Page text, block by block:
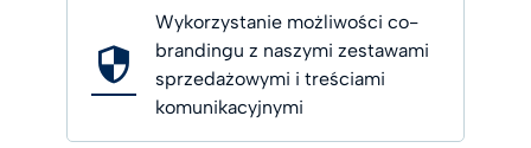
Wykorzystanie możliwości co-
brandingu z naszymi zestawami
sprzedażowymi i treściami
komunikacyjnymi